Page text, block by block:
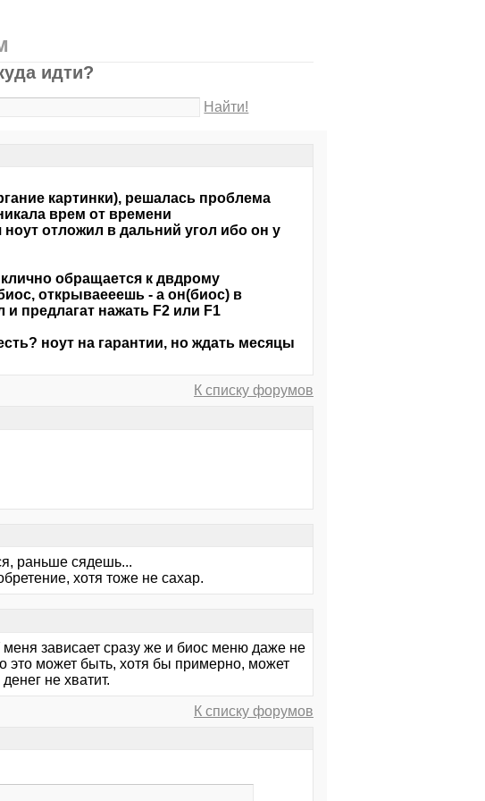
идти?
Найти!
картинки), решалась проблема
врем от времени
отложил в дальний угол ибо он у
обращается к двдрому
открываееешь - а он(биос) в
предлагат нажать F2 или F1
ноут на гарантии, но ждать месяцы
К списку форумов
раньше сядешь...
хотя тоже не сахар.
зависает сразу же и биос меню даже не
это может быть, хотя бы примерно, может
не хватит.
К списку форумов